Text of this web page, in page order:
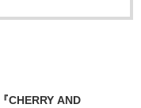
CHERRY AND